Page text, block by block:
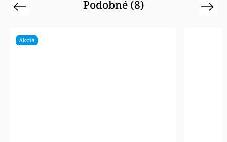
Podobné (8)
Previous
Akcia
Next